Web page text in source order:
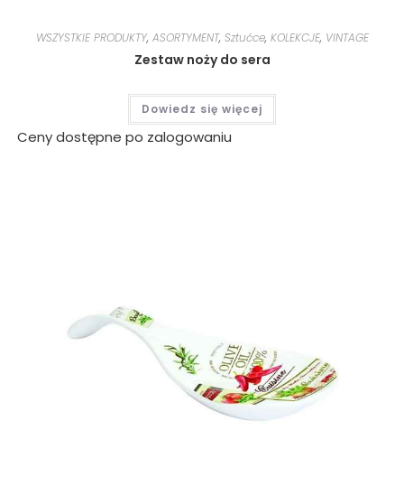
WSZYSTKIE PRODUKTY, ASORTYMENT, Sztućce, KOLEKCJE, VINTAGE
Zestaw noży do sera
Dowiedz się więcej
Ceny dostępne po zalogowaniu